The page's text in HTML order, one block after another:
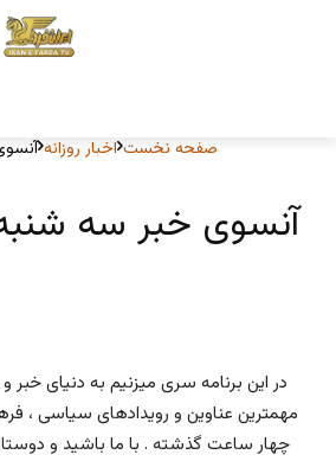
صفحه نخست اخبار روزانه آنسوی
آنسوی خبر سه شنبه ۱۶
در این برنامه سری میزنیم به دنیای
مهمترین عناوین و رویدادهای سیاسی ،
چهار ساعت گذشته . با ما باشید و